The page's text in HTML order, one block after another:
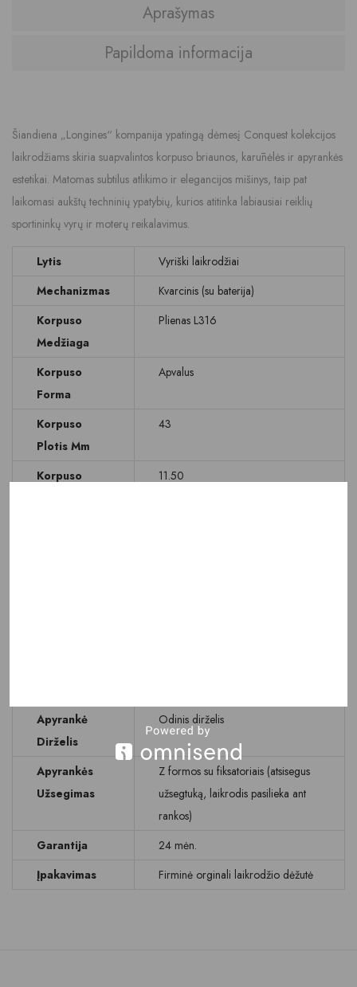
Aprašymas
Papildoma informacija
Šiandiena „Longines“ kompanija ypatingą dėmesį Conquest kolekcijos
laikrodžiams skiria suapvalintos korpuso briaunos, karūnėlės ir apyrankės
estetikai. Matomas subtilus atlikimo ir elegancijos mišinys, taip pat
laikomasi aukštų techninių ypatybių, kurios atitinka labiausiai reiklių
sportininkų vyrų ir moterų reikalavimus.
Lytis
Vyriški laikrodžiai
Mechanizmas
Kvarcinis (su baterija)
Korpuso
Medžiaga
Plienas L316
Korpuso
Forma
Apvalus
Korpuso
Plotis Mm
43
Korpuso
11.50
Apyrankė
Dirželis
Odinis dirželis
Apyrankės
Užsegimas
Z formos su fiksatoriais (atsisegus
užsegtuką, laikrodis pasilieka ant
rankos)
Garantija
24 mėn.
Įpakavimas
Firminė orginali laikrodžio dėžutė